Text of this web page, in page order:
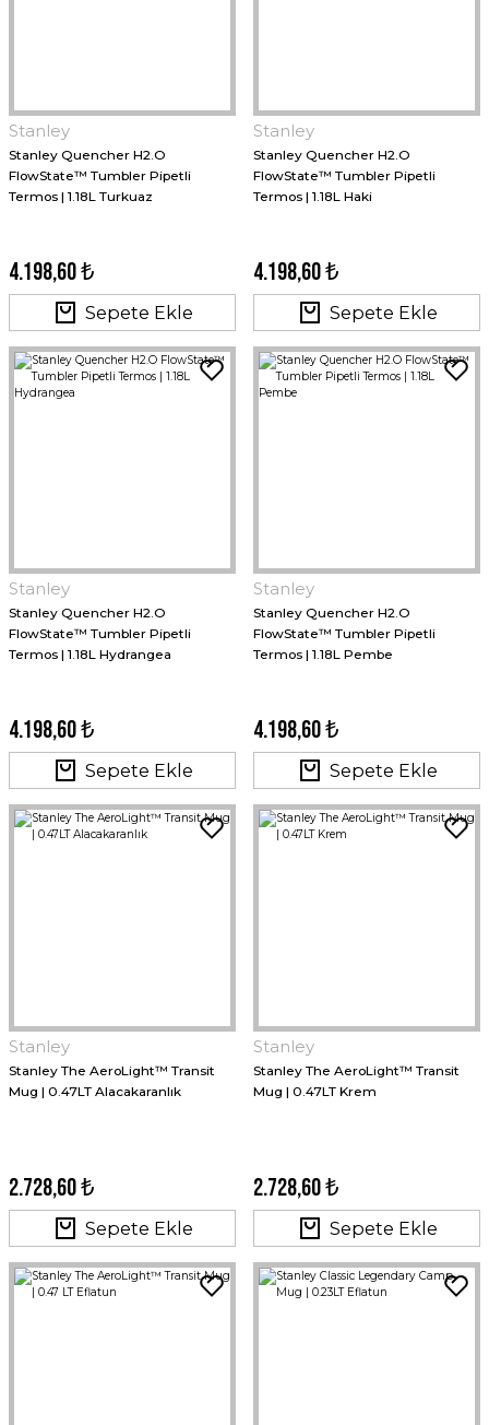
Stanley
Stanley Quencher H2.O
FlowState™ Tumbler Pipetli
Termos | 1.18L Turkuaz
4.198,60 ₺
Sepete Ekle
Stanley
Stanley Quencher H2.O
FlowState™ Tumbler Pipetli
Termos | 1.18L Haki
4.198,60 ₺
Sepete Ekle
Stanley
Stanley Quencher H2.O
FlowState™ Tumbler Pipetli
Termos | 1.18L Hydrangea
4.198,60 ₺
Sepete Ekle
Stanley
Stanley Quencher H2.O
FlowState™ Tumbler Pipetli
Termos | 1.18L Pembe
4.198,60 ₺
Sepete Ekle
Stanley
Stanley The AeroLight™ Transit
Mug | 0.47LT Alacakaranlık
2.728,60 ₺
Sepete Ekle
Stanley
Stanley The AeroLight™ Transit
Mug | 0.47LT Krem
2.728,60 ₺
Sepete Ekle